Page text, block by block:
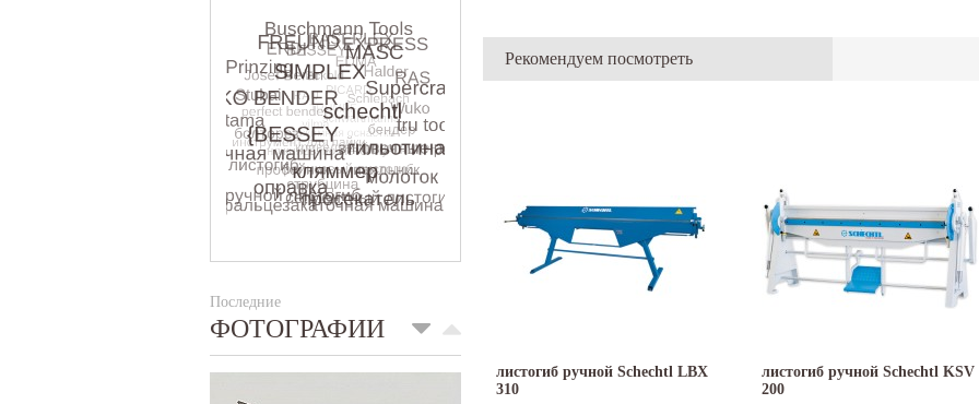
Последние
ФОТОГРАФИИ
Рекомендуем посмотреть
листогиб ручной Schechtl LBX
310
листогиб ручной Schechtl KSV
200